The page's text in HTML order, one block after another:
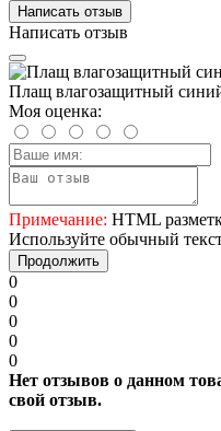
Написать отзыв
Написать отзыв
Плащ влагозащитный
Моя оценка:
Примечание: HTML
Используйте обычный
Продолжить
0
0
0
0
0
Нет отзывов о данном
свой отзыв.